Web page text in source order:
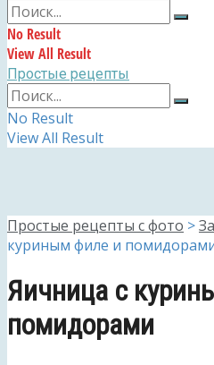
No Result
View All Result
Простые рецепты
No Result
View All Result
Простые рецепты с фото >
куриным филе и
Яичница с
помидорами